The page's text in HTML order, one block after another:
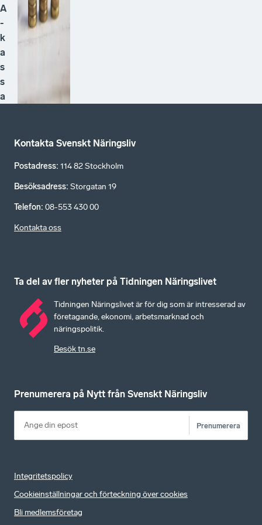
A
-
k
a
s
s
a
Kontakta Svenskt Näringsliv
Postadress: 114 82 Stockholm
Besöksadress: Storgatan 19
Telefon: 08-553 430 00
Kontakta oss
Ta del av fler nyheter på Tidningen Näringslivet
Tidningen Näringslivet är för dig som är intresserad av
företagande, ekonomi, arbetsmarknad och
näringspolitik.
Besök tn.se
Prenumerera på Nytt från Svenskt Näringsliv
Prenumerera
Integritetspolicy
Cookieinställningar och förteckning över cookies
Bli medlemsföretag